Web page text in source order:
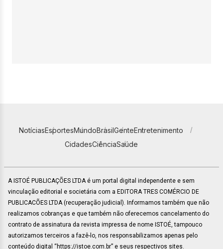
NotíciasEsportesMundoBrasilGenteEntretenimento
CidadesCiênciaSaúde
A ISTOÉ PUBLICAÇÕES LTDA é um portal digital independente e sem
vinculação editorial e societária com a EDITORA TRES COMÉRCIO DE
PUBLICACÕES LTDA (recuperação judicial). Informamos também que não
realizamos cobranças e que também não oferecemos cancelamento do
contrato de assinatura da revista impressa de nome ISTOÉ, tampouco
autorizamos terceiros a fazê-lo, nos responsabilizamos apenas pelo
conteúdo digital “https://istoe.com.br” e seus respectivos sites.